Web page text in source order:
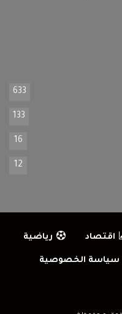
633
133
16
12
اقتصاد رياضية
سياسة الخصوصية